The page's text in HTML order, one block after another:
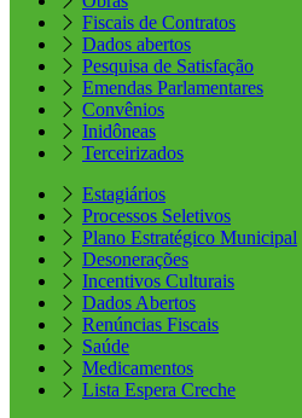
Fiscais de Contratos
Dados abertos
Pesquisa de Satisfação
Emendas Parlamentares
Convênios
Inidôneas
Terceirizados
Estagiários
Processos Seletivos
Plano Estratégico Municipal
Desonerações
Incentivos Culturais
Dados Abertos
Renúncias Fiscais
Saúde
Medicamentos
Lista Espera Creche